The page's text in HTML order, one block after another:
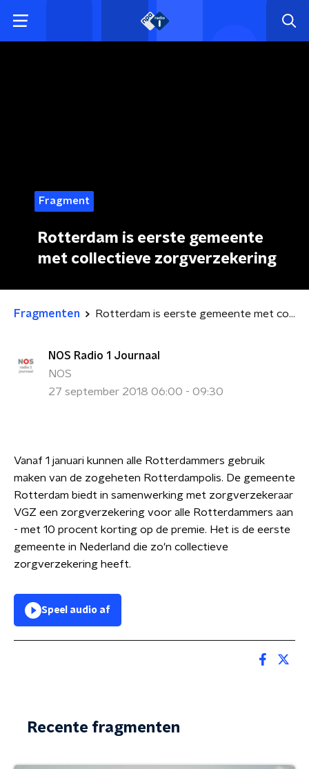
Fragment
Rotterdam is eerste gemeente
met collectieve zorgverzekering
Fragmenten Rotterdam is eerste gemeente met collectieve zorgverzekering
NOS Radio 1 Journaal
NOS
27 september 2018 06:00 - 09:30
Vanaf 1 januari kunnen alle Rotterdammers gebruik
maken van de zogeheten Rotterdampolis. De gemeente
Rotterdam biedt in samenwerking met zorgverzekeraar
VGZ een zorgverzekering voor alle Rotterdammers aan
- met 10 procent korting op de premie. Het is de eerste
gemeente in Nederland die zo'n collectieve
zorgverzekering heeft.
Speel audio af
Recente fragmenten